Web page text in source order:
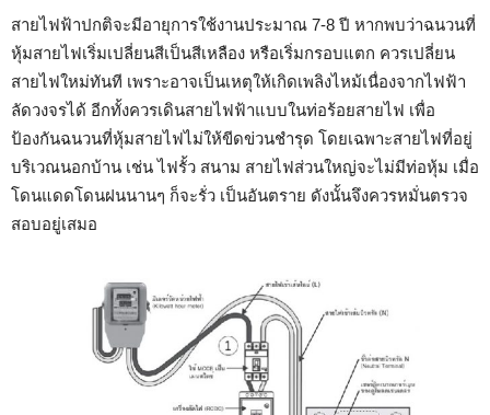
สายไฟฟ้าปกติจะมีอายุการใช้งานประมาณ 7-8 ปี หากพบว่าฉนวนที่
หุ้มสายไฟเริ่มเปลี่ยนสีเป็นสีเหลือง หรือเริ่มกรอบแตก ควรเปลี่ยน
สายไฟใหม่ทันที เพราะอาจเป็นเหตุให้เกิดเพลิงไหม้เนื่องจากไฟฟ้า
ลัดวงจรได้ อีกทั้งควรเดินสายไฟฟ้าแบบในท่อร้อยสายไฟ เพื่อ
ป้องกันฉนวนที่หุ้มสายไฟไม่ให้ขีดข่วนชำรุด โดยเฉพาะสายไฟที่อยู่
บริเวณนอกบ้าน เช่น ไฟรั้ว สนาม สายไฟส่วนใหญ่จะไม่มีท่อหุ้ม เมื่อ
โดนแดดโดนฝนนานๆ ก็จะรั่ว เป็นอันตราย ดังนั้นจึงควรหมั่นตรวจ
สอบอยู่เสมอ